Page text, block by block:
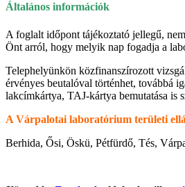
Általános információk
A foglalt időpont tájékoztató jellegű,
Önt arról, hogy melyik nap fogadja a
Telephelyünkön közfinanszírozott
érvényes beutalóval történhet, továbbá
lakcímkártya, TAJ-kártya bemutatása is
A Várpalotai laboratórium területi
Berhida, Ősi, Öskü, Pétfürdő, Tés,